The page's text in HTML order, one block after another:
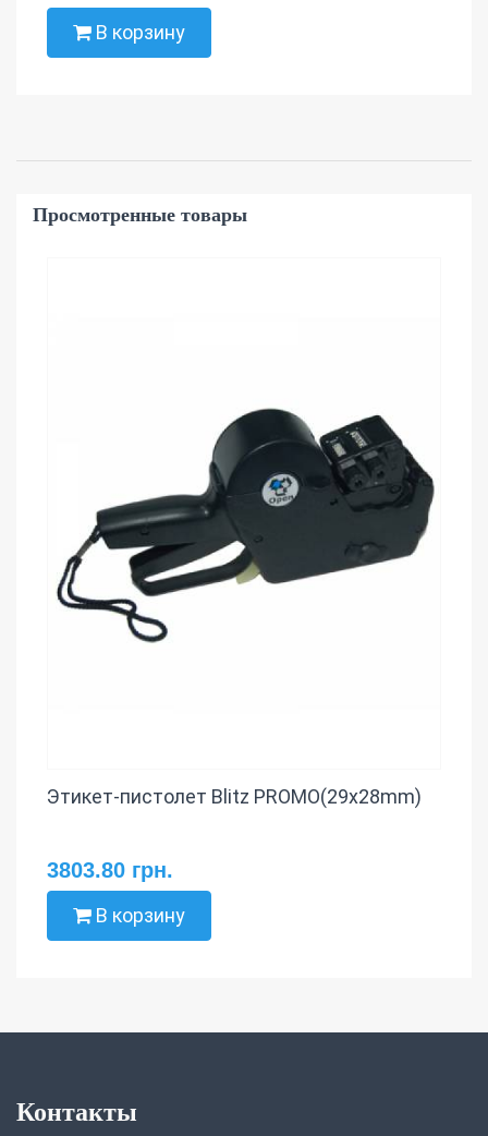
В корзину
Просмотренные товары
Этикет-пистолет Blitz PROMO(29х28mm)
3803.80 грн.
В корзину
Контакты